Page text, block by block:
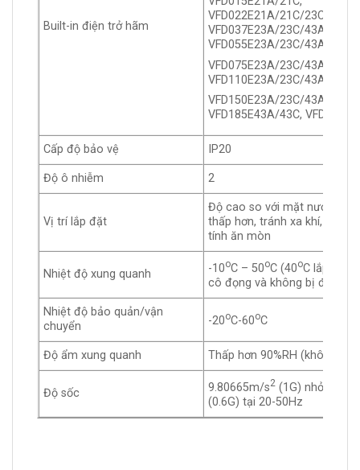
Built-in điện trở hãm
VFD022E21A/21C/23C/23A/
VFD037E23A/23C/43A/43C,
VFD055E23A/23C/43A/43C,
VFD075E23A/23C/43A/43C,
VFD110E23A/23C/43A/43C,
VFD150E23A/23C/43A/43C,
VFD185E43A/43C,
Cấp độ bảo vệ IP20
Độ ô nhiễm 2
Vị trí lắp đặt
Độ cao so với mặt nước
thấp hơn, tránh xa khí, chất
tính ăn mòn
Nhiệt độ xung quanh -10oC – 50oC (40oC lắp side
cô đọng và không bị đông
Nhiệt độ bảo quản/vận
chuyển
-20oC-60oC
Độ ẩm xung quanh Thấp hơn 90%RH (không cô
Độ sốc 9.80665m/s2 (1G) nhỏ hơn
(0.6G) tại 20-50Hz